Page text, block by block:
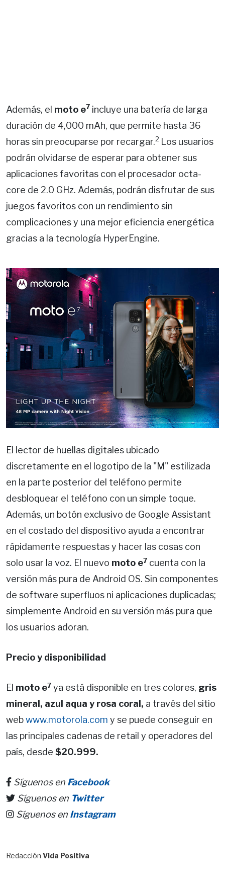
Además, el moto e7 incluye una batería de larga
duración de 4,000 mAh, que permite hasta 36
horas sin preocuparse por recargar.2 Los usuarios
podrán olvidarse de esperar para obtener sus
aplicaciones favoritas con el procesador octa-
core de 2.0 GHz. Además, podrán disfrutar de sus
juegos favoritos con un rendimiento sin
complicaciones y una mejor eficiencia energética
gracias a la tecnología HyperEngine.
El lector de huellas digitales ubicado
discretamente en el logotipo de la "M" estilizada
en la parte posterior del teléfono permite
desbloquear el teléfono con un simple toque.
Además, un botón exclusivo de Google Assistant
en el costado del dispositivo ayuda a encontrar
rápidamente respuestas y hacer las cosas con
solo usar la voz. El nuevo moto e7 cuenta con la
versión más pura de Android OS. Sin componentes
de software superfluos ni aplicaciones duplicadas;
simplemente Android en su versión más pura que
los usuarios adoran.
Precio y disponibilidad
El moto e7 ya está disponible en tres colores, gris
mineral, azul aqua y rosa coral, a través del sitio
webwww.motorola.com y se puede conseguir en
las principales cadenas de retail y operadores del
país, desde $20.999.
Síguenos en Facebook
Síguenos en Twitter
Síguenos en Instagram
Redacción Vida Positiva